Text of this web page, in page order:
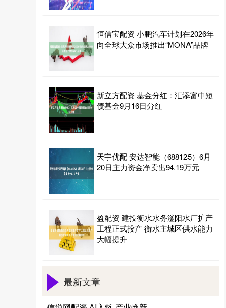
恒信宝配资 小鹏汽车计划在2026年
向全球大众市场推出“MONA”品牌
新立方配资 基金分红：汇添富中短
债基金9月16日分红
天宇优配 安达智能（688125）6月
20日主力资金净卖出94.19万元
盈配资 建投衡水水务滏阳水厂扩产
工程正式投产 衡水主城区供水能力
大幅提升
最新文章